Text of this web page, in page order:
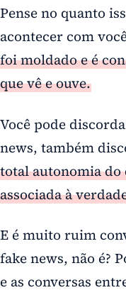
Pense no quanto
acontecer com
foi moldado e é
que vê e ouve.
Você pode
news, também
total autonomia do
associada à
E é muito ruim
fake news, não é?
e as conversas